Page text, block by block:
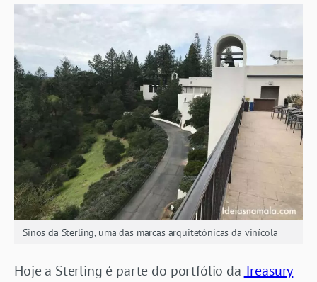
Sinos da Sterling, uma das marcas arquitetônicas da vinícola
Hoje a Sterling é parte do portfólio daTreasury